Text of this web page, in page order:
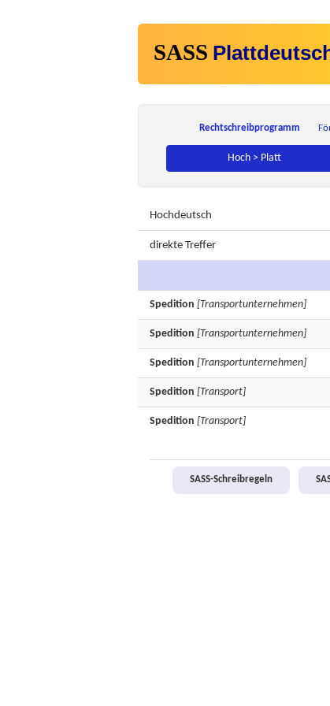
SASS
Rechtschreibprogramm
Hoch > Platt
Hochdeutsch
direkte Treffer
Spedition [Transportunternehmen]
Spedition [Transportunternehmen]
Spedition [Transportunternehmen]
Spedition [Transport]
Spedition [Transport]
SASS-Schreibregeln